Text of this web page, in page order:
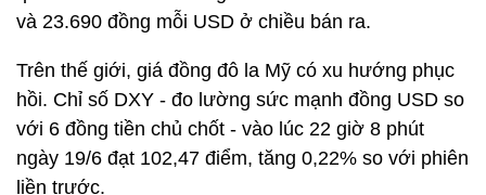
và 23.690 đồng mỗi USD ở chiều bán ra.
Trên thế giới, giá đồng đô la Mỹ có xu hướng phục
hồi. Chỉ số DXY - đo lường sức mạnh đồng USD so
với 6 đồng tiền chủ chốt - vào lúc 22 giờ 8 phút
ngày 19/6 đạt 102,47 điểm, tăng 0,22% so với phiên
liền trước.